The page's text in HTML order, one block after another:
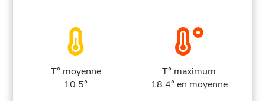
T° moyenne
10.5°
T° maximum
18.4° en moyenne